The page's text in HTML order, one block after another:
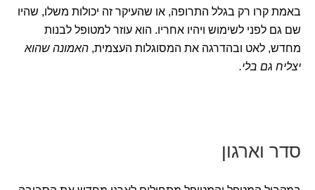
באמת קרו רק בגלל התרופה, או שהעיקר זה יכולות משלו, שהיו
שם גם לפני לשימוש ויהיו אחריו. הוא עוזר למטופל לבנות
מחדש, לאט ובהדרגה את המסוגלות העצמית, האמונה שהוא
יצליח גם בלי.
סדר וארגון